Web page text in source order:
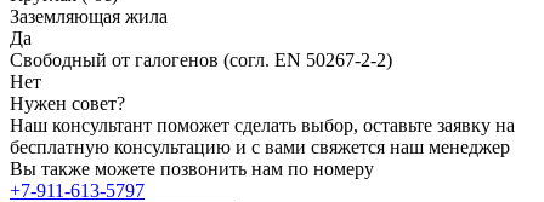
Заземляющая жила
Да
Свободный от галогенов (согл. EN 50267-2-2)
Нет
Нужен совет?
Наш консультант поможет сделать выбор, оставьте заявку на
бесплатную консультацию и с вами свяжется наш менеджер
Вы также можете позвонить нам по номеру
+7-911-613-5797